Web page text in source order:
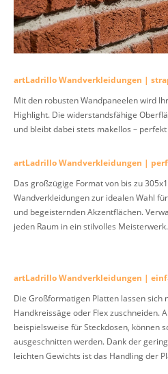
artLadrillo Wandverkleidungen |
Mit den robusten Wandpaneelen wird
Highlight. Die widerstandsfähige
und bleibt dabei stets makellos –
artLadrillo Wandverkleidungen |
Das großzügige Format von bis zu
Wandverkleidungen zur idealen Wahl
und begeisternden Akzentflächen.
jeden Raum in ein stilvolles Meisterwerk.
artLadrillo Wandverkleidungen |
Die Großformatigen Platten lassen sich
Handkreissäge oder Flex zuschneiden.
beispielsweise für Steckdosen, können
ausgeschnitten werden. Dank der
leichten Gewichts ist das Handling der